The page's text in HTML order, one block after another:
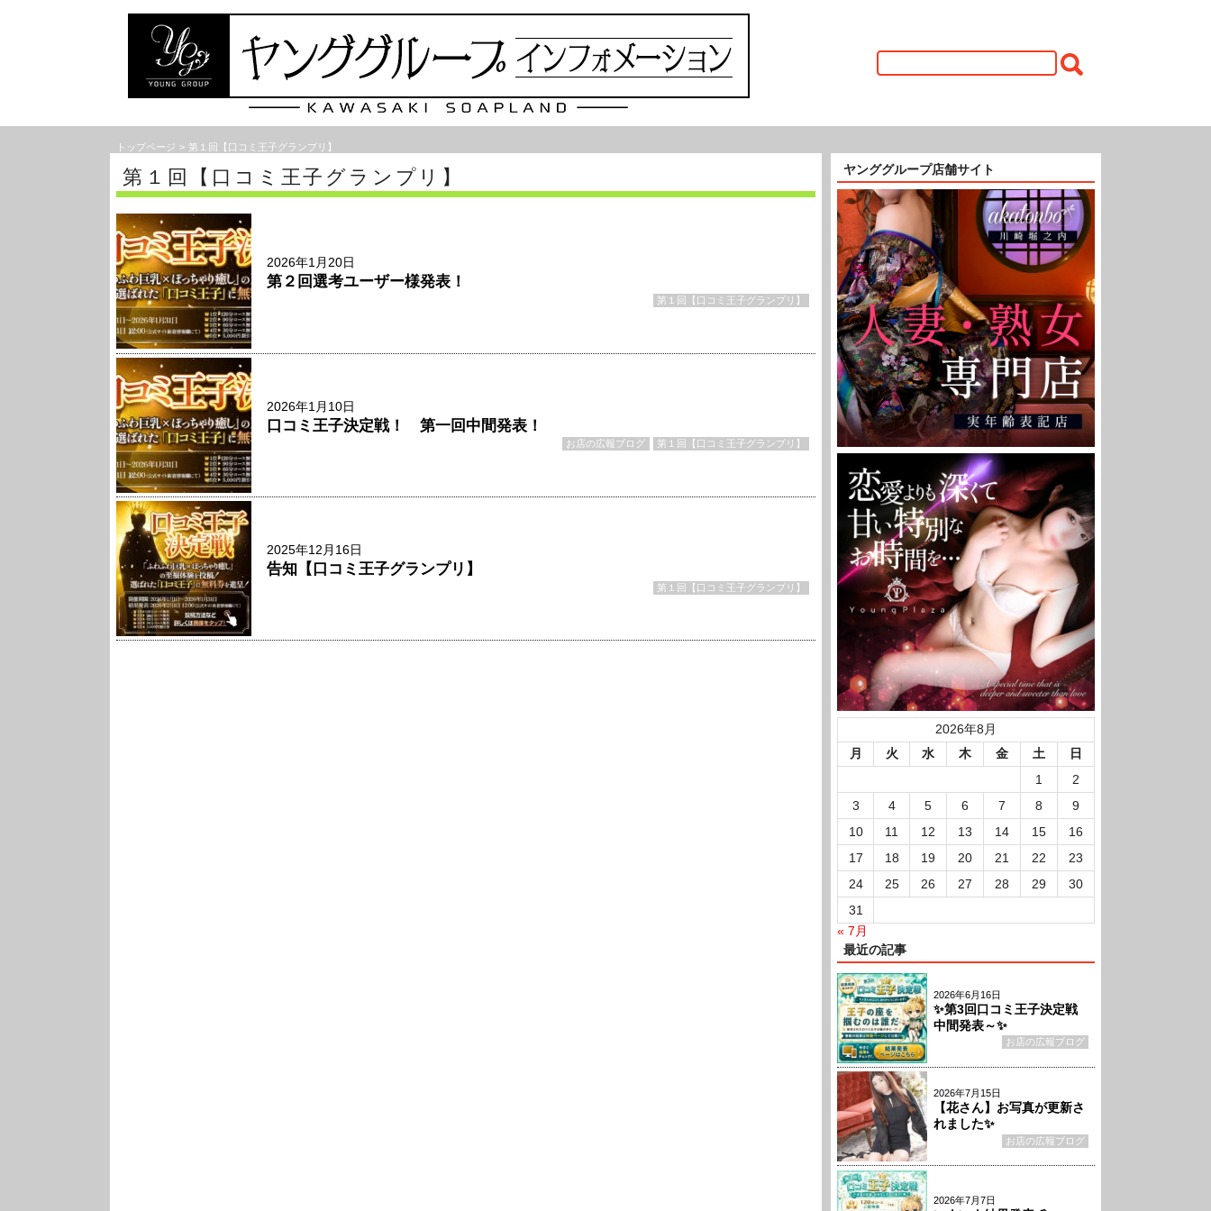
トップページ 第１回【口コミ王子グランプリ】
第１回【口コミ王子グランプリ】
2026年1月20日
第２回選考ユーザー様発表！
第１回【口コミ王子グランプリ】
2026年1月10日
口コミ王子決定戦！ 第一回中間発表！
お店の広報ブログ 第１回【口コミ王子グランプリ】
2025年12月16日
告知【口コミ王子グランプリ】
第１回【口コミ王子グランプリ】
ヤンググループ店舗サイト
2026年8月
月
火 水 木 金 土
日
1
2
3
4 5 6 7 8
9
10
11 12 13 14 15
16
17
18 19 20 21 22
23
24
25 26 27 28 29
30
31
« 7月
最近の記事
2026年6月16日
✨第3回口コミ王子決定戦
中間発表～✨
お店の広報ブログ
2026年7月15日
【花さん】お写真が更新さ
れました✨
お店の広報ブログ
2026年7月7日